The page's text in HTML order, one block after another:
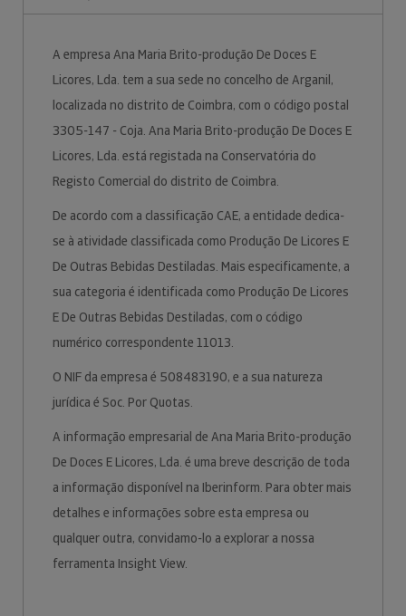
A empresa Ana Maria Brito-produção De Doces E
Licores, Lda. tem a sua sede no concelho de Arganil,
localizada no distrito de Coimbra, com o código postal
3305-147 - Coja. Ana Maria Brito-produção De Doces E
Licores, Lda. está registada na Conservatória do
Registo Comercial do distrito de Coimbra.
De acordo com a classificação CAE, a entidade dedica-
se à atividade classificada como Produção De Licores E
De Outras Bebidas Destiladas. Mais especificamente, a
sua categoria é identificada como Produção De Licores
E De Outras Bebidas Destiladas, com o código
numérico correspondente 11013.
O NIF da empresa é 508483190, e a sua natureza
jurídica é Soc. Por Quotas.
A informação empresarial de Ana Maria Brito-produção
De Doces E Licores, Lda. é uma breve descrição de toda
a informação disponível na Iberinform. Para obter mais
detalhes e informações sobre esta empresa ou
qualquer outra, convidamo-lo a explorar a nossa
ferramenta Insight View.